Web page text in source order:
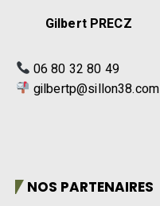
Gilbert PRECZ
06 80 32 80 49
gilbertp@sillon38.com
NOS PARTENAIRES